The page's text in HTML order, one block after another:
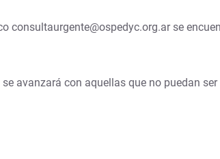
consultaurgente@ospedyc.org.ar se
se avanzará con aquellas que no puedan